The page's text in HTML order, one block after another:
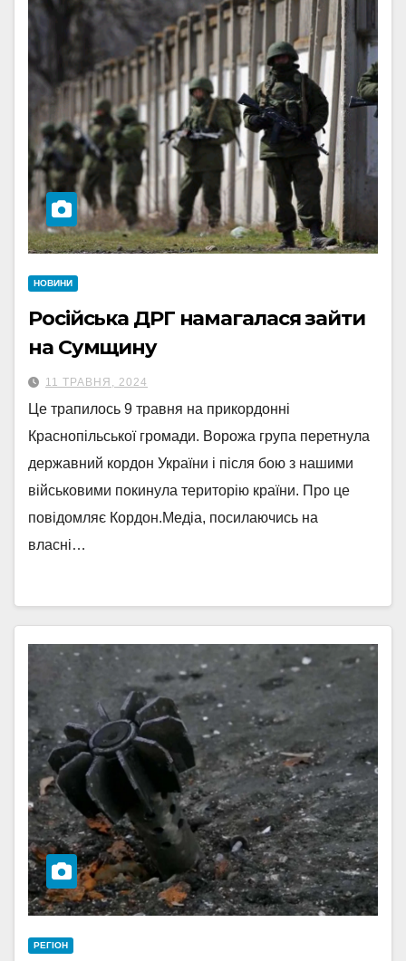
НОВИНИ
Російська ДРГ намагалася зайти
на Сумщину
11 ТРАВНЯ, 2024
Це трапилось 9 травня на прикордонні
Краснопільської громади. Ворожа група перетнула
державний кордон України і після бою з нашими
військовими покинула територію країни. Про це
повідомляє Кордон.Медіа, посилаючись на
власні…
РЕГІОН